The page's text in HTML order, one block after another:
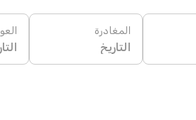
المغادرة
التاريخ